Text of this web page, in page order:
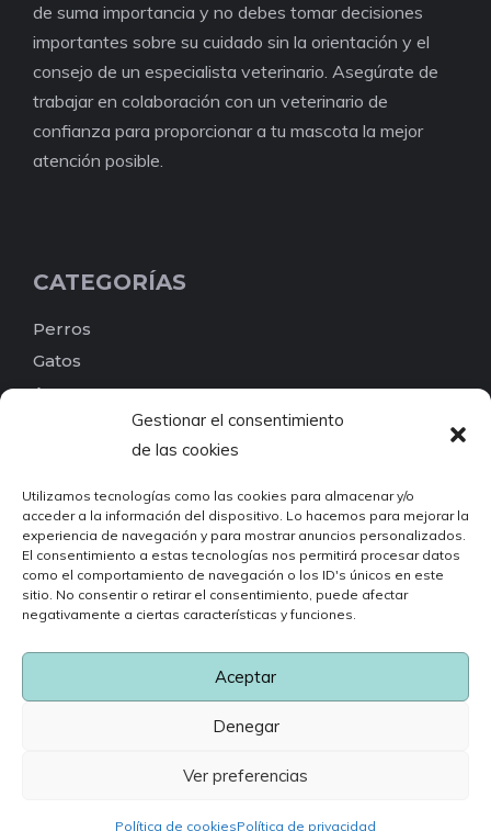
Gestionar el consentimiento
de las cookies
Utilizamos tecnologías como las cookies para almacenar y/o
acceder a la información del dispositivo. Lo hacemos para mejorar la
experiencia de navegación y para mostrar anuncios personalizados.
El consentimiento a estas tecnologías nos permitirá procesar datos
como el comportamiento de navegación o los ID's únicos en este
sitio. No consentir o retirar el consentimiento, puede afectar
negativamente a ciertas características y funciones.
Aceptar
Denegar
Ver preferencias
Política de cookiesPolítica de privacidad
de suma importancia y no debes tomar decisiones
importantes sobre su cuidado sin la orientación y el
consejo de un especialista veterinario. Asegúrate de
trabajar en colaboración con un veterinario de
confianza para proporcionar a tu mascota la mejor
atención posible.
CATEGORÍAS
Perros
Gatos
Aves
Pequeños mamíferos
Roedores
Invertebrados
Otros
Busca por etiquetas
© 2024 - Cuidados para tu mascota • Todos los derechos